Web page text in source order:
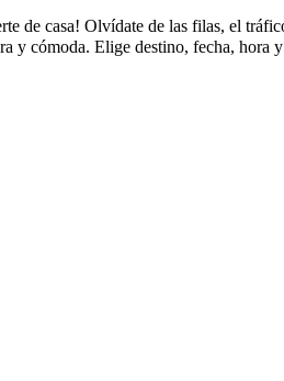
de casa! Olvídate de las filas, el
cómoda. Elige destino, fecha, hora